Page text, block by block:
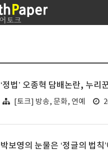
‘정법’ 오종혁 담배논란, 누리
[토크] 방송, 문화, 연예
박보영의 눈물은 ‘정글의 법칙